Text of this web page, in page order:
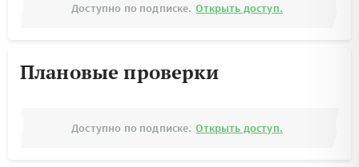
Доступно по подписке. Открыть доступ.
Плановые проверки
Доступно по подписке. Открыть доступ.